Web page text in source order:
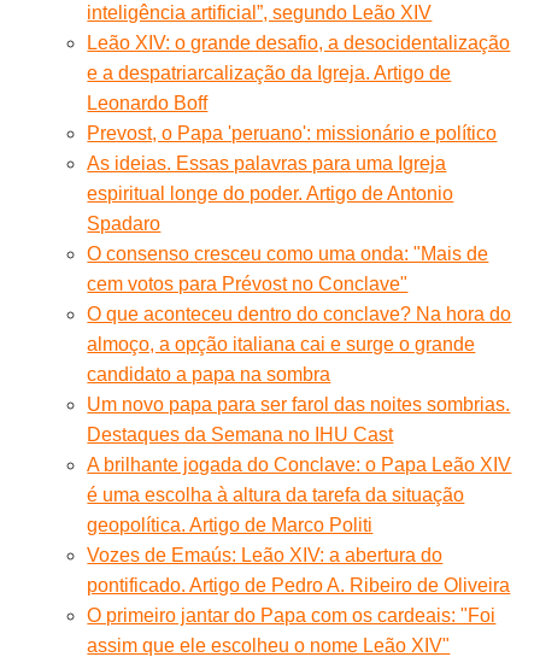
inteligência artificial”, segundo Leão XIV
Leão XIV: o grande desafio, a desocidentalização
e a despatriarcalização da Igreja. Artigo de
Leonardo Boff
Prevost, o Papa 'peruano': missionário e político
As ideias. Essas palavras para uma Igreja
espiritual longe do poder. Artigo de Antonio
Spadaro
O consenso cresceu como uma onda: "Mais de
cem votos para Prévost no Conclave"
O que aconteceu dentro do conclave? Na hora do
almoço, a opção italiana cai e surge o grande
candidato a papa na sombra
Um novo papa para ser farol das noites sombrias.
Destaques da Semana no IHU Cast
A brilhante jogada do Conclave: o Papa Leão XIV
é uma escolha à altura da tarefa da situação
geopolítica. Artigo de Marco Politi
Vozes de Emaús: Leão XIV: a abertura do
pontificado. Artigo de Pedro A. Ribeiro de Oliveira
O primeiro jantar do Papa com os cardeais: "Foi
assim que ele escolheu o nome Leão XIV"